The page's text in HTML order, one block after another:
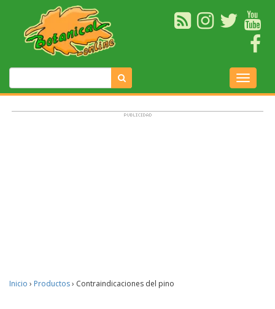
Inicio › Productos› Contraindicaciones del pino